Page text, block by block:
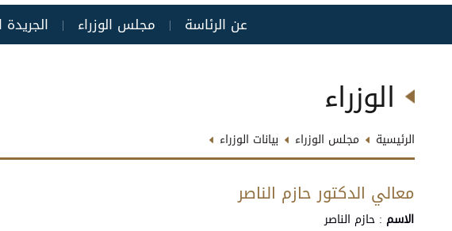
عن الرئاسة | مجلس الوزراء |
الوزراء
الرئيسية مجلس الوزراء بيانات الوزراء
معالي الدكتور حازم الناصر
الاسم : حازم الناصر